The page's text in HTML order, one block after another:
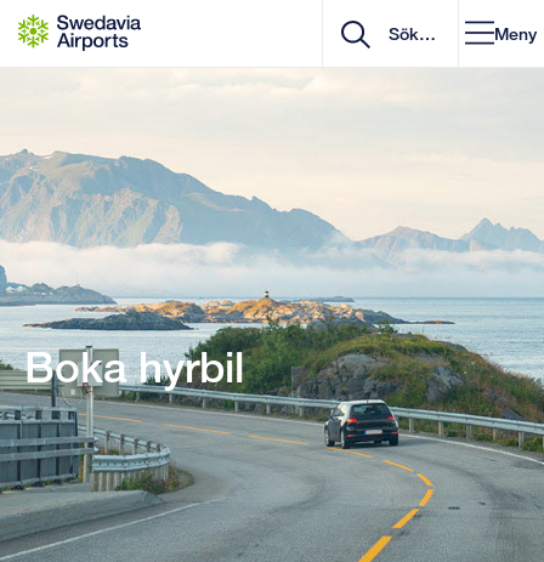
Gå till innehåll
Meny
Boka hyrbil